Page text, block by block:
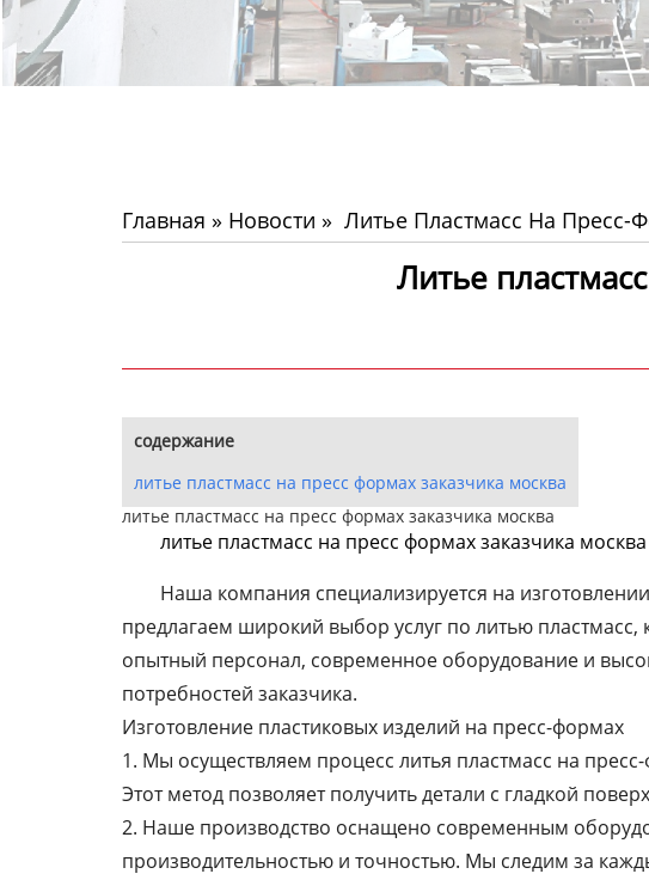
Главная » Новости » Литье Пластмасс На Пресс-
Литье
содержание
литье пластмасс на пресс формах заказчика москва
литье пластмасс на пресс формах заказчика москва
литье пластмасс на пресс формах заказчика москва
Наша компания специализируется на
предлагаем широкий выбор услуг по литью
опытный персонал, современное оборудование и
потребностей заказчика.
Изготовление пластиковых изделий на пресс-формах
1. Мы осуществляем процесс литья пластмасс на
Этот метод позволяет получить детали с гладкой
2. Наше производство оснащено современным
производительностью и точностью. Мы следим за